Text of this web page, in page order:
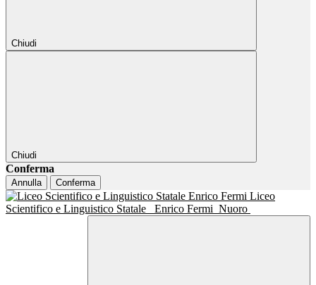
Chiudi
Chiudi
Conferma
Annulla Conferma
Liceo
Scientifico e Linguistico Statale
Enrico Fermi Nuoro